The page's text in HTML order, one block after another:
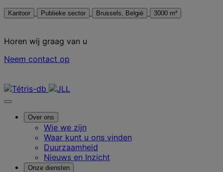
Kantoor Publieke sector Brussels, België 3000 m²
Horen wij graag van u
Neem contact op
Over ons
Wie we zijn
Waar kunt u ons vinden
Duurzaamheid
Nieuws en Inzicht
Onze diensten